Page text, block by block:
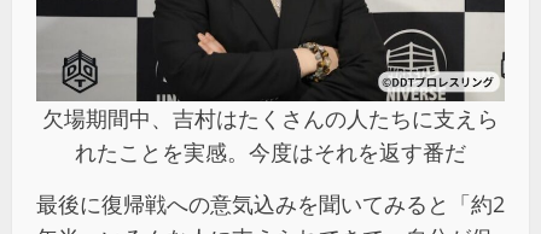
欠場期間中、吉村はたくさんの人たちに支えら
れたことを実感。今度はそれを返す番だ
最後に復帰戦への意気込みを聞いてみると「約2